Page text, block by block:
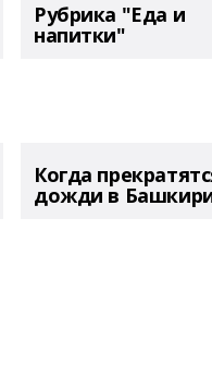
Рубрика "Еда и
напитки"
Когда
дожди в